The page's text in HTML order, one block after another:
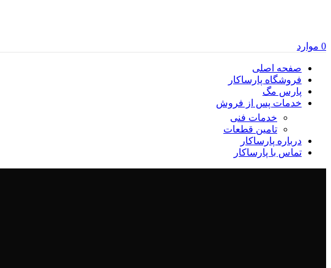
0 موارد
صفحه اصلی
فروشگاه پارساکار
پارس مگ
خدمات پس از فروش
خدمات فنی
تامین قطعات
درباره پارساکار
تماس با پارساکار